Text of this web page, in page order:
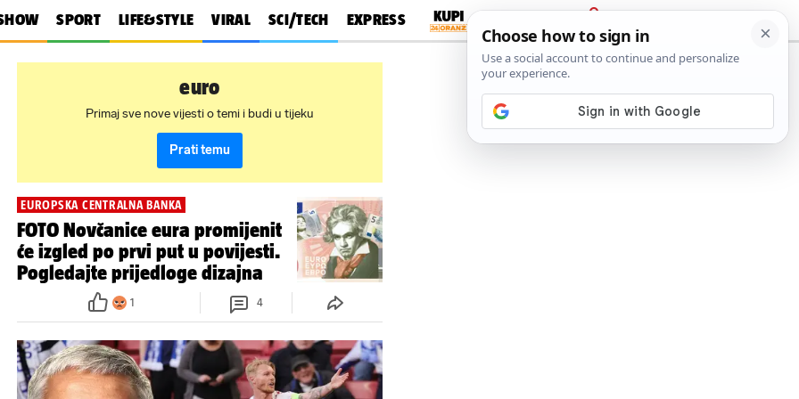
SPORT LIFE&STYLE VIRAL SCI/TECH EXPRESS
PRIJAVA
euro
Primaj sve nove vijesti o temi i budi u tijeku
Prati temu
EUROPSKA CENTRALNA BANKA
FOTO Novčanice eura promijenit
će izgled po prvi put u povijesti.
Pogledajte prijedloge dizajna
1 4